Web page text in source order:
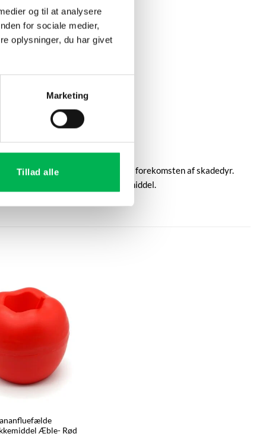
og til at analysere
for sociale medier,
oplysninger, du har givet
Marketing
Tillad alle
til at identificere og overvåge forekomsten af skadedyr.
ikke et registreret bekæmpelsesmiddel.
Æble- Rød